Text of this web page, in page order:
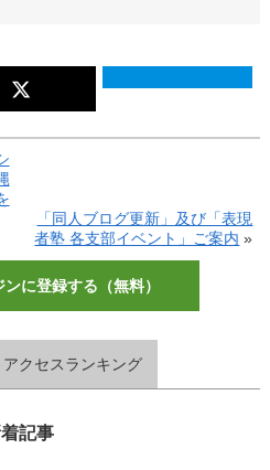
「同人ブログ更新」及び「表現
者塾 各支部イベント」ご案内 »
に登録する（無料）
アクセスランキング
記事